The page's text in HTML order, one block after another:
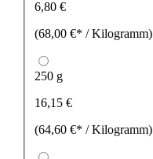
6,80 €
(68,00 €* / Kilogramm)
250 g
16,15 €
(64,60 €* / Kilogramm)